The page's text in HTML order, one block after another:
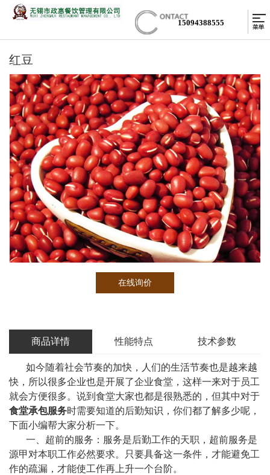
15094388555
红豆
在线询价
商品详情 性能特点 技术参数
如今随着社会节奏的加快，人们的生活节奏也是越来越
快，所以很多企业也是开展了企业食堂，这样一来对于员工
就会方便很多。说到食堂大家也都是很熟悉的，但其中对于
食堂承包服务时需要知道的后勤知识，你们都了解多少呢，
下面小编帮大家分析一下。
一、超前的服务：服务是后勤工作的天职，超前服务是
源甲对本职工作必然要求。只要具备这一条件，才能避免工
作的疏漏，才能使工作再上升一个台阶。